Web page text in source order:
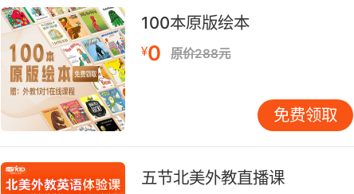
重要补充。VIPKID的在线学习平台就为社团活动
提供了丰富的资源。社团可以组织成员在平台上观
看英语教学视频，这些视频由专业的外教录制，内
容涵盖英语听说读写各个方面。观看后，成员们可
以在社团的线上交流群中分享学习体会，互相答疑
解惑。
此外，利用视频会议软件，社团可以开展线上英语
辩论赛、英语演讲比赛等活动。成员们无需面对
100本原版绘本
¥0 原价288元
免费领取
五节北美外教直播课